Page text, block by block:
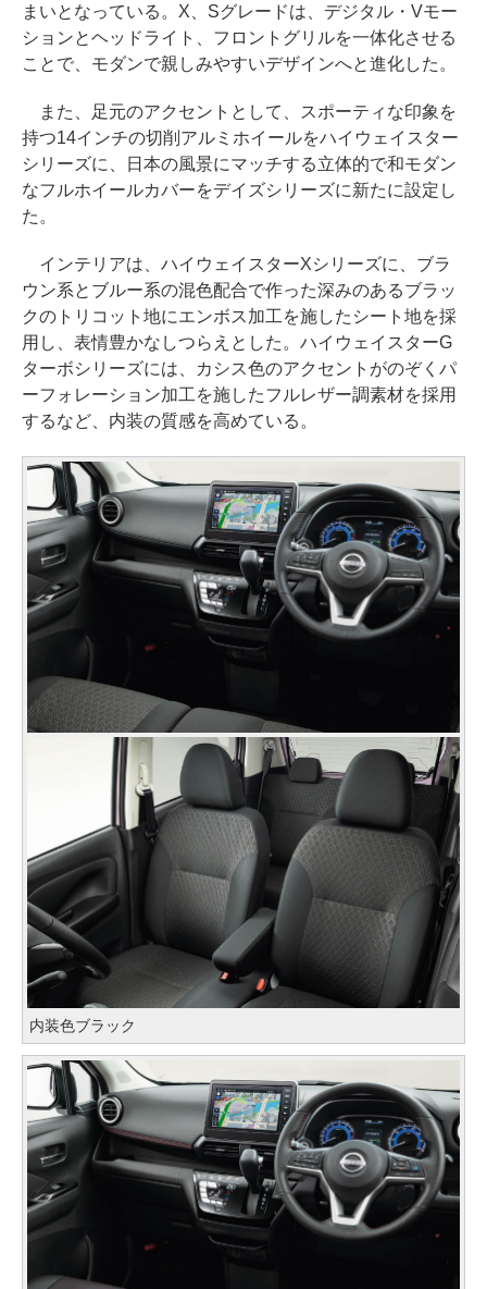
まいとなっている。X、Sグレードは、デジタル・Vモー
ションとヘッドライト、フロントグリルを一体化させる
ことで、モダンで親しみやすいデザインへと進化した。
また、足元のアクセントとして、スポーティな印象を
持つ14インチの切削アルミホイールをハイウェイスター
シリーズに、日本の風景にマッチする立体的で和モダン
なフルホイールカバーをデイズシリーズに新たに設定し
た。
インテリアは、ハイウェイスターXシリーズに、ブラ
ウン系とブルー系の混色配合で作った深みのあるブラッ
クのトリコット地にエンボス加工を施したシート地を採
用し、表情豊かなしつらえとした。ハイウェイスターG
ターボシリーズには、カシス色のアクセントがのぞくパ
ーフォレーション加工を施したフルレザー調素材を採用
するなど、内装の質感を高めている。
内装色ブラック